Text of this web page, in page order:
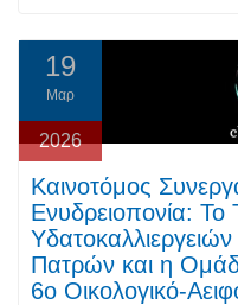
19
Μαρ
2026
Καινοτόμος
Ενυδρειοπονία: Το
Πατρών και η
6ο Οικολογικό-